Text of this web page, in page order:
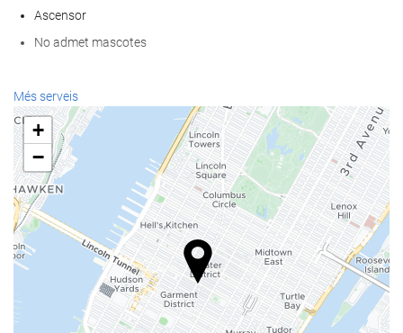
Ascensor
No admet mascotes
Menjar i beguda
Restaurant a la carta
Bar
Cafeteria a l'establiment
Serveis de recepci?
Recepció 24 hores
Guardaequipatges
Més serveis
+
−